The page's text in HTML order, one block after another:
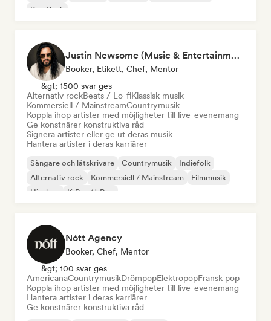
Pop Punk
Justin Newsome (Music & Entertainment Executive | A&R, Artist Development & Partnerships | Applied AI & Systems Strategy)
Booker, Etikett, Chef, Mentor
&gt; 1500 svar ges
Alternativ rockBeats / Lo-fiKlassisk musik
Kommersiell / MainstreamCountrymusik
Koppla ihop artister med möjligheter till live-evenemang
Ge konstnärer konstruktiva råd
Signera artister eller ge ut deras musik
Hantera artister i deras karriärer
Sångare och låtskrivare Countrymusik
Indiefolk
Alternativ rock
Kommersiell / Mainstream
Filmmusik
Hip-hop
K-Pop/J-Pop
Nótt Agency
Booker, Chef, Mentor
&gt; 100 svar ges
AmericanaCountrymusikDrömpopElektropopFransk pop
Koppla ihop artister med möjligheter till live-evenemang
Hantera artister i deras karriärer
Ge konstnärer konstruktiva råd